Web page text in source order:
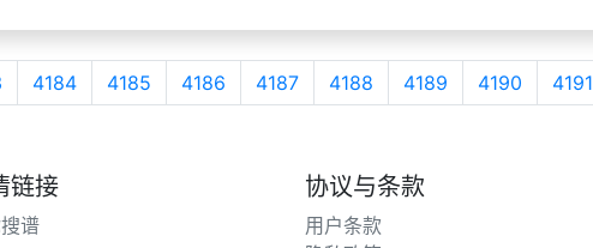
4184 4185 4186 4187 4188 4189 4190 4191
链接
谱
协议与条款
用户条款